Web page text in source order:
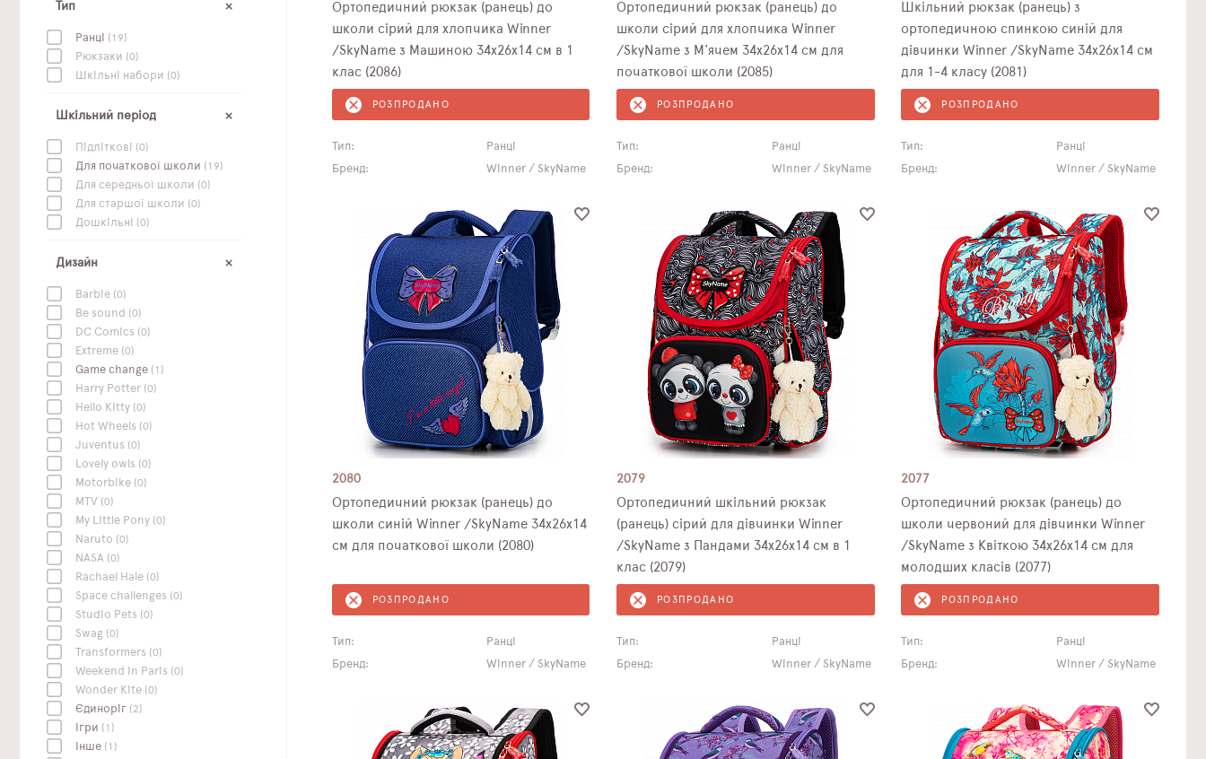
Тип
Ранці (19)
Рюкзаки (0)
Шкільні набори (0)
Шкільний період
Підліткові (0)
Для початкової школи (19)
Для середньої школи (0)
Для старшої школи (0)
Дошкільні (0)
Дизайн
Barbie (0)
Be sound (0)
DC Сomics (0)
Extreme (0)
Game change (1)
Harry Potter (0)
Hello Kitty (0)
Hot Wheels (0)
Juventus (0)
Lovely owls (0)
Motorbike (0)
MTV (0)
My Little Pony (0)
Naruto (0)
NASA (0)
Rachael Hale (0)
Space challenges (0)
Studio Pets (0)
Swag (0)
Transformers (0)
Weekend In Paris (0)
Wonder Kite (0)
Єдиноріг (2)
Ігри (1)
Інше (1)
Ортопедичний рюкзак (ранець) до
школи сірий для хлопчика Winner
/SkyName з Машиною 34х26х14 см в 1
клас (2086)
РОЗПРОДАНО
Тип:
Ранці
Бренд:
Winner / SkyName
Ортопедичний рюкзак (ранець) до
школи сірий для хлопчика Winner
/SkyName з М'ячем 34х26х14 см для
початкової школи (2085)
РОЗПРОДАНО
Тип:
Ранці
Бренд:
Winner / SkyName
Шкільний рюкзак (ранець) з
ортопедичною спинкою синій для
дівчинки Winner /SkyName 34х26х14 см
для 1-4 класу (2081)
РОЗПРОДАНО
Тип:
Ранці
Бренд:
Winner / SkyName
2080
Ортопедичний рюкзак (ранець) до
школи синій Winner /SkyName 34х26х14
см для початкової школи (2080)
РОЗПРОДАНО
Тип:
Ранці
Бренд:
Winner / SkyName
2079
Ортопедичний шкільний рюкзак
(ранець) сірий для дівчинки Winner
/SkyName з Пандами 34х26х14 см в 1
клас (2079)
РОЗПРОДАНО
Тип:
Ранці
Бренд:
Winner / SkyName
2077
Ортопедичний рюкзак (ранець) до
школи червоний для дівчинки Winner
/SkyName з Квіткою 34х26х14 см для
молодших класів (2077)
РОЗПРОДАНО
Тип:
Ранці
Бренд:
Winner / SkyName